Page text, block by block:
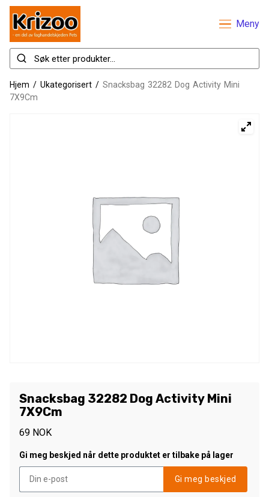
Meny
Hjem / Ukategorisert / Snacksbag 32282 Dog Activity Mini
7X9Cm
Snacksbag 32282 Dog Activity Mini
7X9Cm
69 NOK
Gi meg beskjed når dette produktet er tilbake på lager
Gi meg beskjed